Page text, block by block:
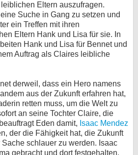
Eltern auszufragen.
Suche in Gang zu setzen und
ein Treffen mit ihren
Eltern Hank und Lisa für sie. In
Hank und Lisa für Bennet und
Auftrag als Claires leibliche
derweil, dass ein Hero namens
aus der Zukunft erfahren hat,
retten muss, um die Welt zu
an seine Tochter Claire, die
Eden damit, Isaac Mendez
der die Fähigkeit hat, die Zukunft
schlauer zu werden. Isaac
gebracht und dort festgehalten.